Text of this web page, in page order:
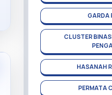
GARDA
CLUSTER
HASANAH
PERMATA